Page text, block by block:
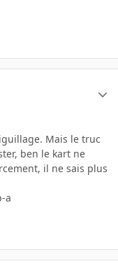
Mais le truc
ben le kart ne
il ne sais plus
a